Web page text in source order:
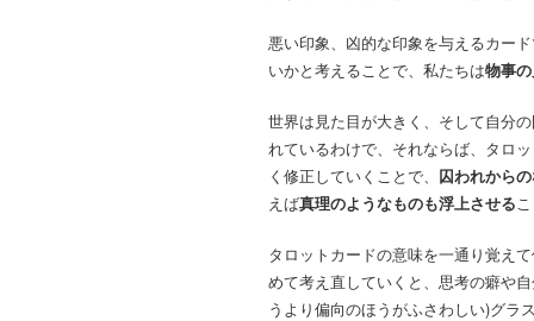
悪い印象、凶的な印象を与えるカー
いかと考えることで、私たちは物事
世界は見た目が大きく、そして自分
れているわけで、それならば、タロ
く修正していくことで、 囚われから
えば真理のようなものも浮上させる
タロットカードの意味を一通り覚え
めて考え直していくと、思考の癖や
うより偏向のほうがふさわしい)グラ